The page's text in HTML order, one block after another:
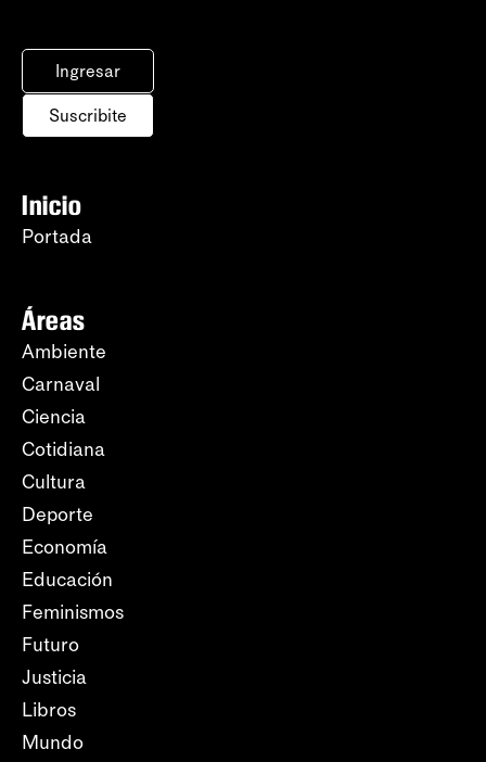
Ingresar
Suscribite
Inicio
Portada
Áreas
Ambiente
Carnaval
Ciencia
Cotidiana
Cultura
Deporte
Economía
Educación
Feminismos
Futuro
Justicia
Libros
Mundo